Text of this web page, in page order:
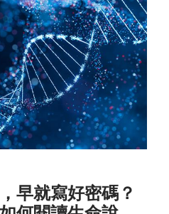
早就寫好密碼？